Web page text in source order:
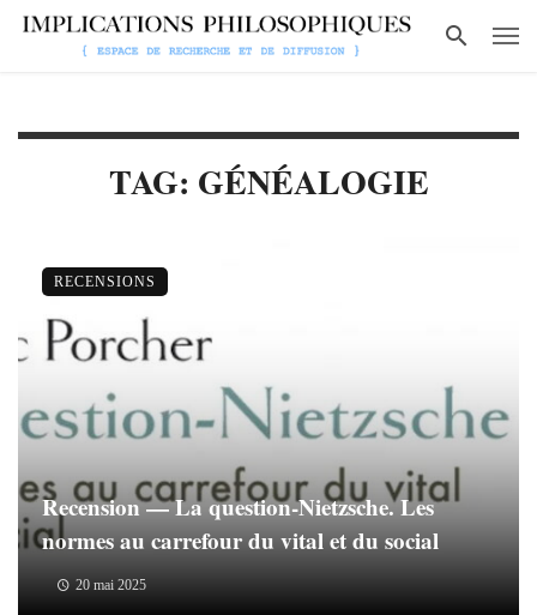
TAG: GÉNÉALOGIE
Recension — La question-Nietzsche. Les
normes au carrefour du vital et du social
20 mai 2025
RECENSIONS